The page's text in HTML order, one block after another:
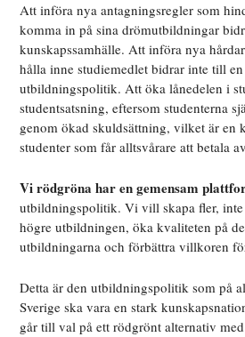
Att införa nya antagningsregler som
komma in på sina drömutbildningar
kunskapssamhälle. Att införa nya
hålla inne studiemedlet bidrar inte till
utbildningspolitik. Att öka lånedelen i
studentsatsning, eftersom studenterna
genom ökad skuldsättning, vilket är en
studenter som får alltsvårare att betala
Vi rödgröna har en gemensam
utbildningspolitik. Vi vill skapa fler,
högre utbildningen, öka kvaliteten på
utbildningarna och förbättra villkoren
Detta är den utbildningspolitik som på
Sverige ska vara en stark
går till val på ett rödgrönt alternativ